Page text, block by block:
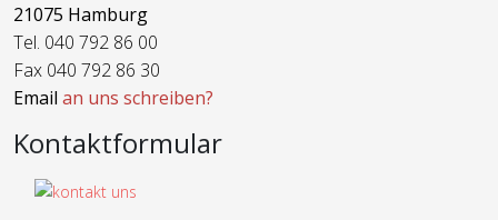
21075 Hamburg
Tel. 040 792 86 00
Fax 040 792 86 30
Email an uns schreiben?
Kontaktformular